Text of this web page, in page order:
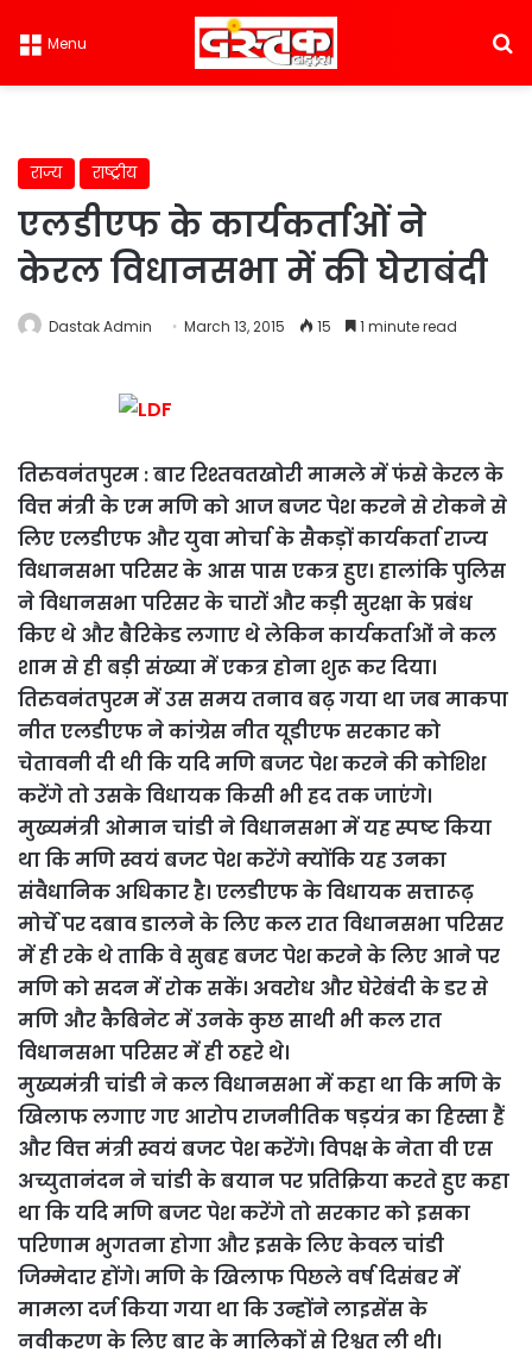
Menu
राज्य राष्ट्रीय
एलडीएफ के कार्यकर्ताओं ने
केरल विधानसभा में की घेराबंदी
Dastak Admin March 13, 2015 15 1 minute read
तिरुवनंतपुरम : बार रिश्तवतखोरी मामले में फंसे केरल के
वित्त मंत्री के एम मणि को आज बजट पेश करने से रोकने से
लिए एलडीएफ और युवा मोर्चा के सैकड़ों कार्यकर्ता राज्य
विधानसभा परिसर के आस पास एकत्र हुए। हालांकि पुलिस
ने विधानसभा परिसर के चारों और कड़ी सुरक्षा के प्रबंध
किए थे और बैरिकेड लगाए थे लेकिन कार्यकर्ताओं ने कल
शाम से ही बड़ी संख्या में एकत्र होना शुरू कर दिया।
तिरुवनंतपुरम में उस समय तनाव बढ़ गया था जब माकपा
नीत एलडीएफ ने कांग्रेस नीत यूडीएफ सरकार को
चेतावनी दी थी कि यदि मणि बजट पेश करने की कोशिश
करेंगे तो उसके विधायक किसी भी हद तक जाएंगे।
मुख्यमंत्री ओमान चांडी ने विधानसभा में यह स्पष्ट किया
था कि मणि स्वयं बजट पेश करेंगे क्योंकि यह उनका
संवैधानिक अधिकार है। एलडीएफ के विधायक सत्तारूढ़
मोर्चे पर दबाव डालने के लिए कल रात विधानसभा परिसर
में ही रके थे ताकि वे सुबह बजट पेश करने के लिए आने पर
मणि को सदन में रोक सकें। अवरोध और घेरेबंदी के डर से
मणि और कैबिनेट में उनके कुछ साथी भी कल रात
विधानसभा परिसर में ही ठहरे थे।
मुख्यमंत्री चांडी ने कल विधानसभा में कहा था कि मणि के
खिलाफ लगाए गए आरोप राजनीतिक षड़यंत्र का हिस्सा हैं
और वित्त मंत्री स्वयं बजट पेश करेंगे। विपक्ष के नेता वी एस
अच्युतानंदन ने चांडी के बयान पर प्रतिक्रिया करते हुए कहा
था कि यदि मणि बजट पेश करेंगे तो सरकार को इसका
परिणाम भुगतना होगा और इसके लिए केवल चांडी
जिम्मेदार होंगे। मणि के खिलाफ पिछले वर्ष दिसंबर में
मामला दर्ज किया गया था कि उन्होंने लाइसेंस के
नवीकरण के लिए बार के मालिकों से रिश्वत ली थी।